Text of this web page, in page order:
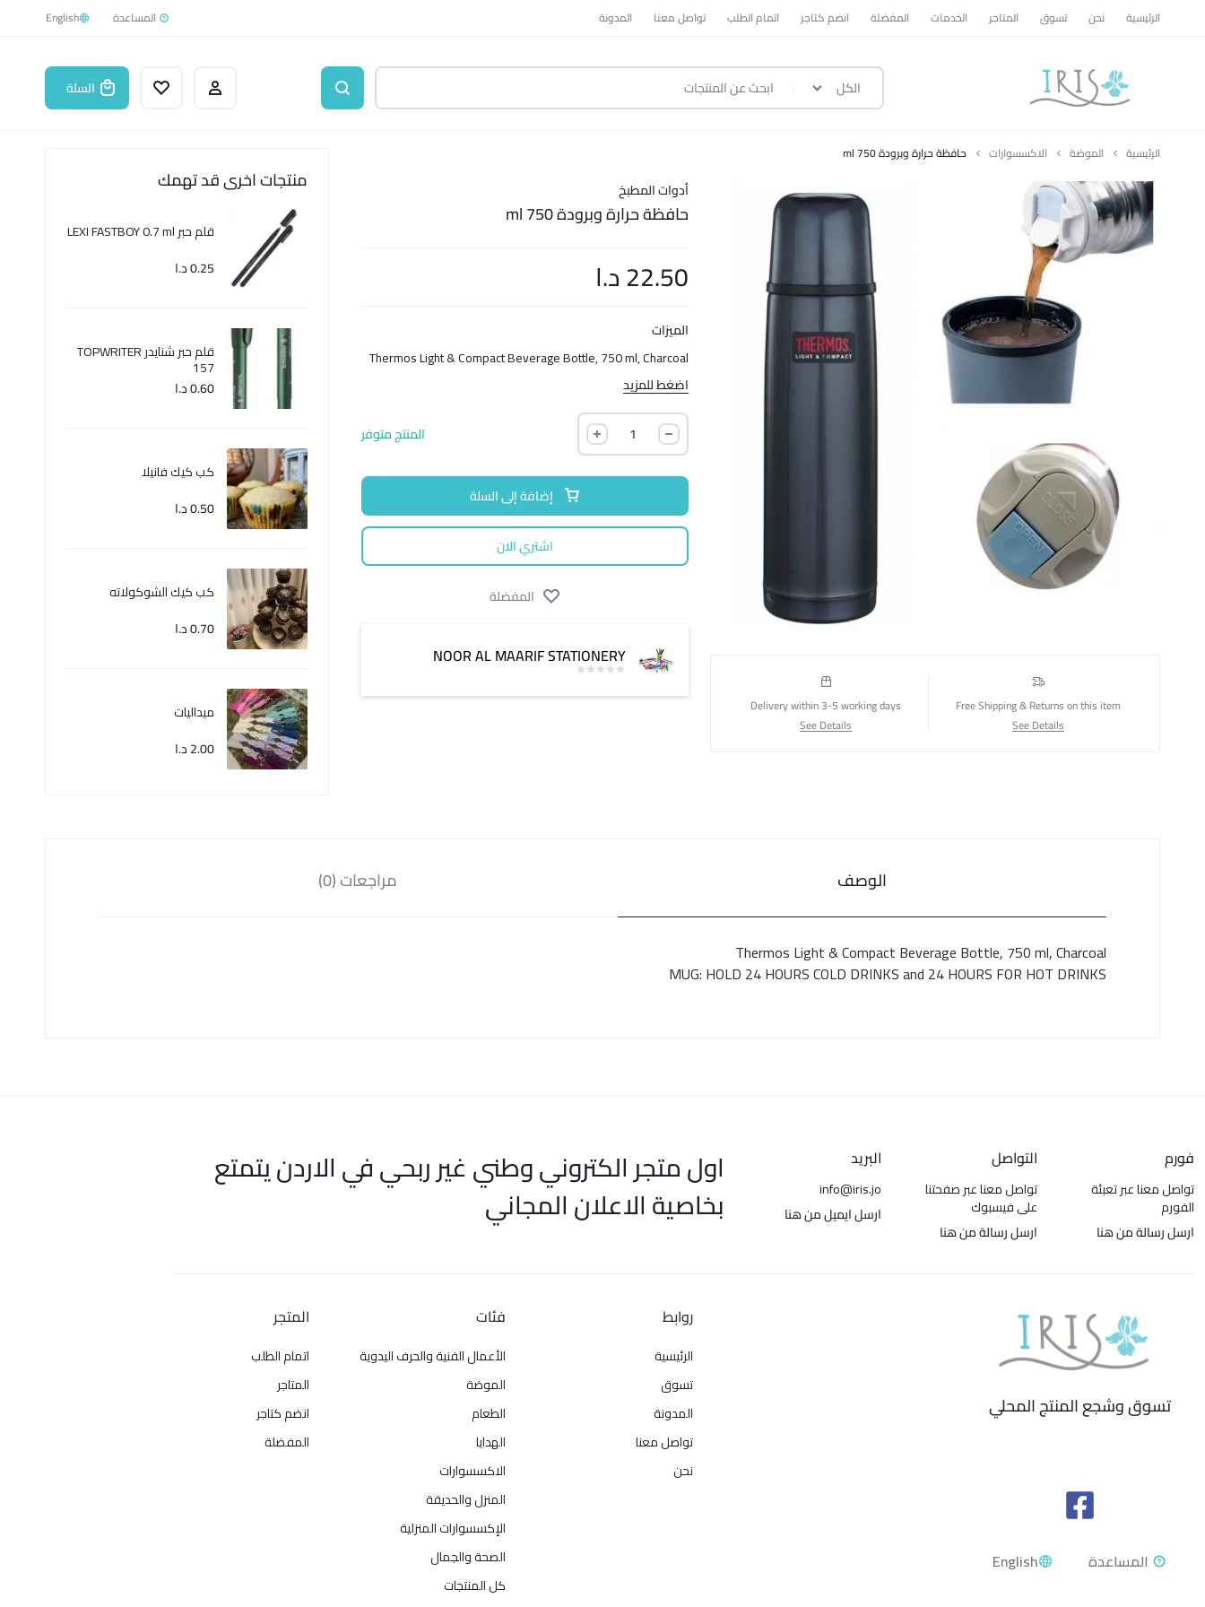
الرئيسية نحن تسوق المتاجر الخدمات المفضلة انضم كتاجر اتمام الطلب تواصل معنا المدونة English
|
متجر
تسوق
وطني
الكل السلة
الرئيسية الموضة الاكسسوارات حافظة حرارة وبرودة 750 ml
Free Shipping & Returns on this item
See Details
Delivery within 3-5 working days
See Details
أدوات المطبخ
حافظة حرارة وبرودة 750 ml
22.50د.ا
الميزات
Thermos Light & Compact Beverage Bottle, 750 ml, Charcoal
اضغط للمزيد
المنتج متوفر
إضافة إلى السلة
اشتري الان
المفضلة
NOOR AL MAARIF STATIONERY
منتجات اخرى قد تهمك
قلم حبر LEXI FASTBOY 0.7 ml
0.25د.ا
قلم حبر شنايدر TOPWRITER
157
0.60د.ا
كب كيك فانيلا
0.50د.ا
كب كيك الشوكولاته
0.70د.ا
ميداليات
2.00د.ا
الوصف مراجعات (0)
Thermos Light & Compact Beverage Bottle, 750 ml, Charcoal
MUG: HOLD 24 HOURS COLD DRINKS and 24 HOURS FOR HOT DRINKS
فورم
تواصل معنا عبر تعبئة
الفورم
ارسل رسالة من هنا
التواصل
تواصل معنا عبر صفحتنا
على فيسبوك
ارسل رسالة من هنا
البريد
info@iris.jo
ارسل ايميل من هنا
اول متجر الكتروني وطني غير ربحي في الاردن يتمتع
بخاصية الاعلان المجاني
تسوق وشجع المنتج المحلي
English
روابط
الرئيسية
تسوق
المدونة
تواصل معنا
نحن
فئات
الأعمال الفنية والحرف اليدوية
الموضة
الطعام
الهدايا
الاكسسوارات
المنزل والحديقة
الإكسسوارات المنزلية
الصحة والجمال
كل المنتجات
المتجر
اتمام الطلب
المتاجر
انضم كتاجر
المفضلة